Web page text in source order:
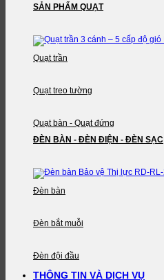
SẢN PHẨM QUẠT
Quạt trần
Quạt treo tường
Quạt bàn - Quạt đứng
ĐÈN BÀN - ĐÈN ĐIỆN - ĐÈN SẠC
Đèn bàn
Đèn bắt muỗi
Đèn đội đầu
THÔNG TIN VÀ DỊCH VỤ